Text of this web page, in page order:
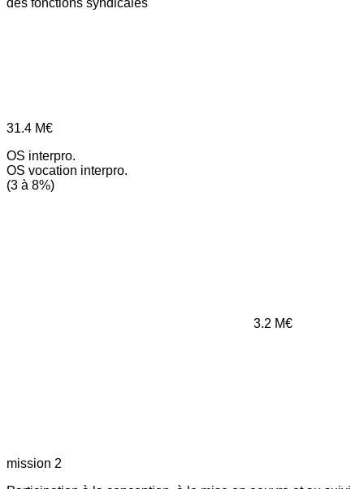
des fonctions syndicales
31.4 M€
OS interpro.
OS vocation interpro.
(3 à 8%)
3.2 M€
mission 2